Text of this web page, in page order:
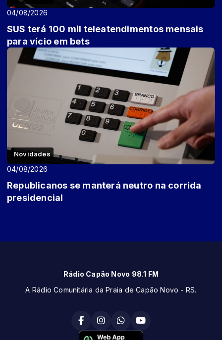
04/08/2026
SUS terá 100 mil teleatendimentos mensais
para vício em bets
Novidades
04/08/2026
Republicanos se manterá neutro na corrida
presidencial
Rádio Capão Novo 98.1 FM
A Rádio Comunitária da Praia de Capão Novo - RS.